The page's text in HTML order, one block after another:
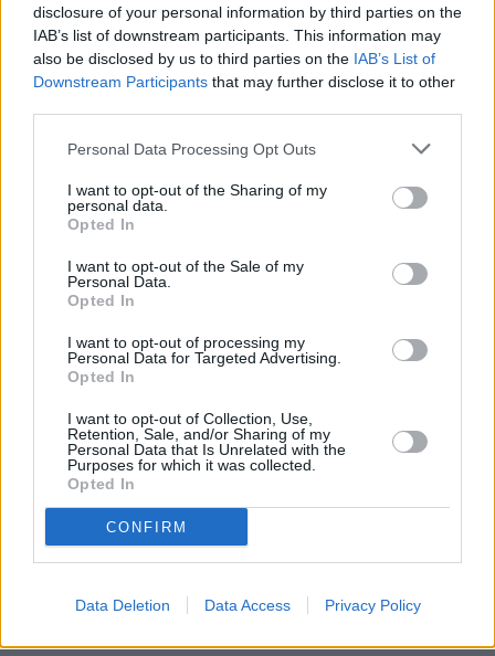
disclosure of your personal information by third parties on the
IAB’s list of downstream participants. This information may
also be disclosed by us to third parties on the IAB’s List of
Downstream Participants that may further disclose it to other
Personal Data Processing Opt Outs
I want to opt-out of the Sharing of my
personal data.
Opted In
I want to opt-out of the Sale of my
Personal Data.
Opted In
I want to opt-out of processing my
Personal Data for Targeted Advertising.
Opted In
I want to opt-out of Collection, Use,
Retention, Sale, and/or Sharing of my
Personal Data that Is Unrelated with the
Purposes for which it was collected.
Opted In
CONFIRM
Data Deletion Data Access Privacy Policy
Πληροφορίες δρομολογίων
Κρατήσεις εισιτηρίων
Χάρτης σταθμαρχείων
Τηλέφωνα επικοινωνίας
Σταθμαρχείο Καβάλας
(ΔΡΟΜΟΛΟΓΙΑ &
ΠΛΗΡΟΦΟΡΙΕΣ)
2510 222294
2510223593
2510222694
Σταθμαρχείο Χρυσούπολης
Σταθμαρχείο Ελευθερούπολης 25920 23222